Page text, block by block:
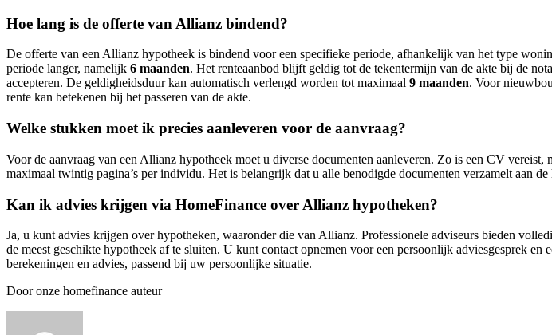
Hoe lang is de offerte van Allianz bindend?
De offerte van een Allianz hypotheek is bindend voor een specifieke periode, afhankelijk van het type
periode langer, namelijk 6 maanden. Het renteaanbod blijft geldig tot de tekentermijn van de akte bij de
accepteren. De geldigheidsduur kan automatisch verlengd worden tot maximaal 9 maanden. Voor
rente kan betekenen bij het passeren van de akte.
Welke stukken moet ik precies aanleveren voor de aanvraag?
Voor de aanvraag van een Allianz hypotheek moet u diverse documenten aanleveren. Zo is een CV
maximaal twintig pagina’s per individu. Het is belangrijk dat u alle benodigde documenten verzamelt aan
Kan ik advies krijgen via HomeFinance over Allianz hypotheken?
Ja, u kunt advies krijgen over hypotheken, waaronder die van Allianz. Professionele adviseurs bieden
de meest geschikte hypotheek af te sluiten. U kunt contact opnemen voor een persoonlijk adviesgesprek
berekeningen en advies, passend bij uw persoonlijke situatie.
Door onze homefinance auteur